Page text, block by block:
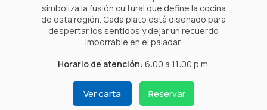
simboliza la fusión cultural que define la cocina
de esta región. Cada plato está diseñado para
despertar los sentidos y dejar un recuerdo
imborrable en el paladar.
Horario de atención: 6:00 a 11:00 p.m.
Ver carta Reservar